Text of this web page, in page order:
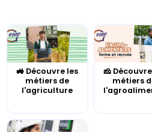
🚜 Découvre les
métiers de
l'agriculture
🧀
métiers